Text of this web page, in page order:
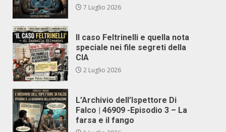
7 Luglio 2026
Il caso Feltrinelli e quella nota
speciale nei file segreti della
CIA
2 Luglio 2026
L’Archivio dell’Ispettore Di
Falco | 46909 -Episodio 3 – La
farsa e il fango